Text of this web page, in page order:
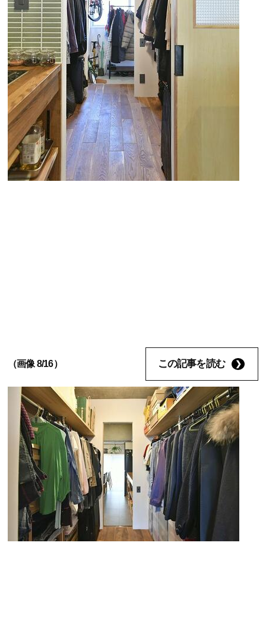
（画像 8/16） この記事を読む